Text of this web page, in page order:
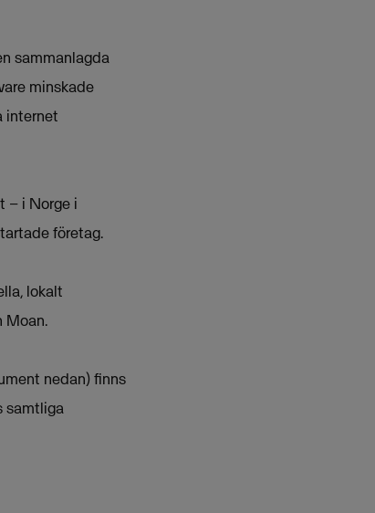
sammanlagda
minskade
internet
– i Norge i
företag.
lokalt
Moan.
nedan) finns
samtliga